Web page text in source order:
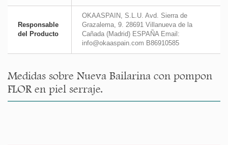
Responsable
del Producto
OKAASPAIN, S.L.U. Avd. Sierra de
Grazalema, 9. 28691 Villanueva de la
Cañada (Madrid) ESPAÑA Email:
info@okaaspain.com B86910585
Medidas sobre Nueva Bailarina con pompon
FLOR en piel serraje.